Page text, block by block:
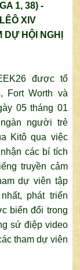
1, 38) -
XIV
HỘI NGHỊ
được tổ
Fort Worth và
05 tháng 01
người trẻ
Kitô qua việc
các bí tích
truyền cảm
dự viên tập
phát triển
biến đổi trong
sứ điệp video
tham dự viên